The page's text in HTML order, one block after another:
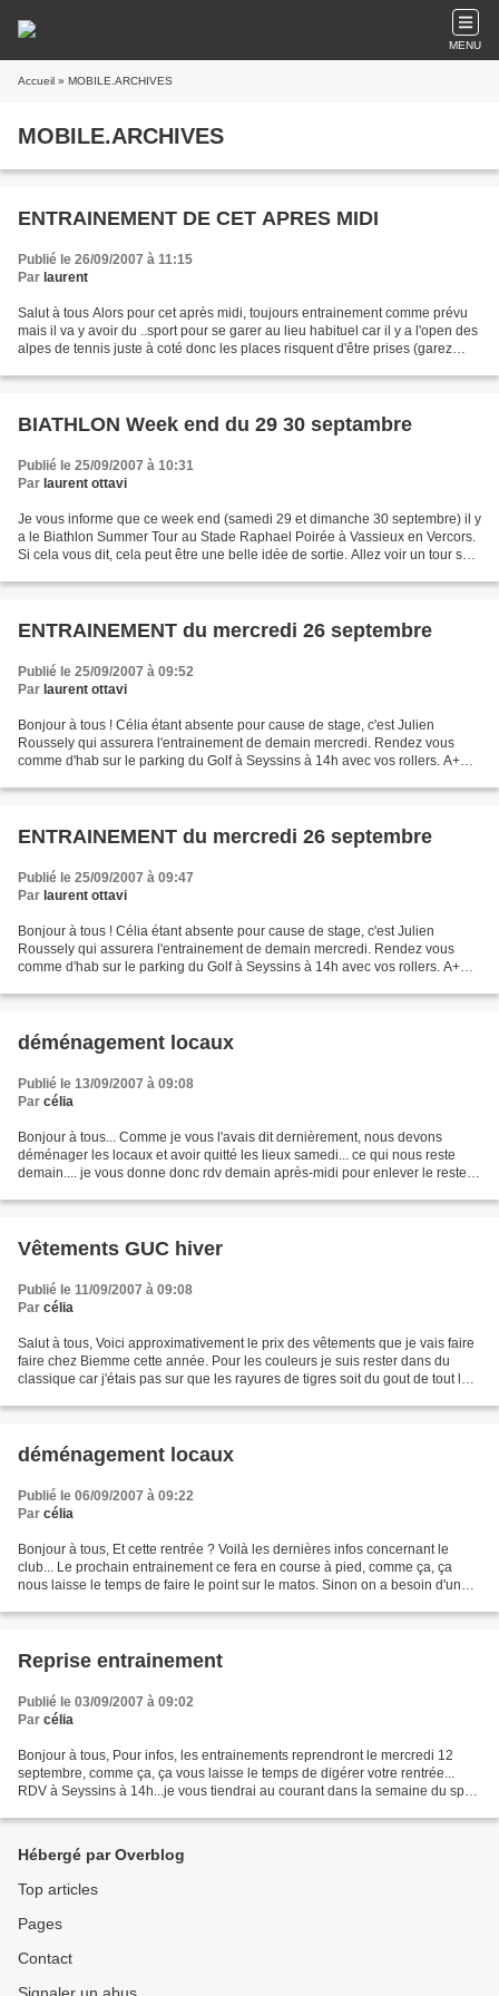
MENU
Accueil » MOBILE.ARCHIVES
MOBILE.ARCHIVES
ENTRAINEMENT DE CET APRES MIDI
Publié le 26/09/2007 à 11:15
Par laurent
Salut à tous Alors pour cet après midi, toujours entrainement comme prévu
mais il va y avoir du ..sport pour se garer au lieu habituel car il y a l'open des
alpes de tennis juste à coté donc les places risquent d'être prises (garez
BIATHLON Week end du 29 30 septambre
Publié le 25/09/2007 à 10:31
Par laurent ottavi
Je vous informe que ce week end (samedi 29 et dimanche 30 septembre) il y
a le Biathlon Summer Tour au Stade Raphael Poirée à Vassieux en Vercors.
Si cela vous dit, cela peut être une belle idée de sortie. Allez voir un tour sur
ENTRAINEMENT du mercredi 26 septembre
Publié le 25/09/2007 à 09:52
Par laurent ottavi
Bonjour à tous ! Célia étant absente pour cause de stage, c'est Julien
Roussely qui assurera l'entrainement de demain mercredi. Rendez vous
comme d'hab sur le parking du Golf à Seyssins à 14h avec vos rollers. A+
ENTRAINEMENT du mercredi 26 septembre
Publié le 25/09/2007 à 09:47
Par laurent ottavi
Bonjour à tous ! Célia étant absente pour cause de stage, c'est Julien
Roussely qui assurera l'entrainement de demain mercredi. Rendez vous
comme d'hab sur le parking du Golf à Seyssins à 14h avec vos rollers. A+
déménagement locaux
Publié le 13/09/2007 à 09:08
Par célia
Bonjour à tous... Comme je vous l'avais dit dernièrement, nous devons
déménager les locaux et avoir quitté les lieux samedi... ce qui nous reste
demain.... je vous donne donc rdv demain après-midi pour enlever le reste
Vêtements GUC hiver
Publié le 11/09/2007 à 09:08
Par célia
Salut à tous, Voici approximativement le prix des vêtements que je vais faire
faire chez Biemme cette année. Pour les couleurs je suis rester dans du
classique car j'étais pas sur que les rayures de tigres soit du gout de tout le
déménagement locaux
Publié le 06/09/2007 à 09:22
Par célia
Bonjour à tous, Et cette rentrée ? Voilà les dernières infos concernant le
club... Le prochain entrainement ce fera en course à pied, comme ça, ça
nous laisse le temps de faire le point sur le matos. Sinon on a besoin d'un
Reprise entrainement
Publié le 03/09/2007 à 09:02
Par célia
Bonjour à tous, Pour infos, les entrainements reprendront le mercredi 12
septembre, comme ça, ça vous laisse le temps de digérer votre rentrée...
RDV à Seyssins à 14h...je vous tiendrai au courant dans la semaine du sport
Hébergé par Overblog
Top articles
Pages
Contact